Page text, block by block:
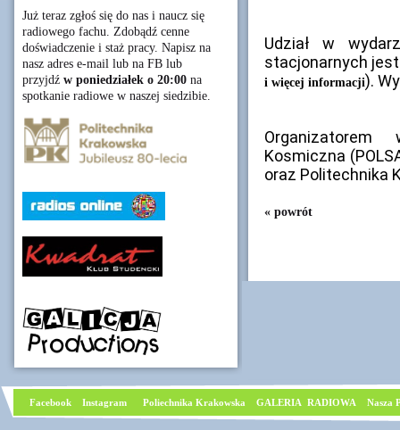
Już teraz zgłoś się do nas i naucz się
radiowego fachu. Zdobądź cenne
doświadczenie i staż pracy. Napisz na
nasz adres e-mail lub na FB lub
przyjdź w poniedziałek o 20:00 na
spotkanie radiowe w naszej siedzibie.
Udział w
stacjonarnych
i więcej informacji).
Kosmiczna
oraz Politechnika
« powrót
Facebook Instagram Poliechnika Krakowska GALERIA RADIOWA Nasza